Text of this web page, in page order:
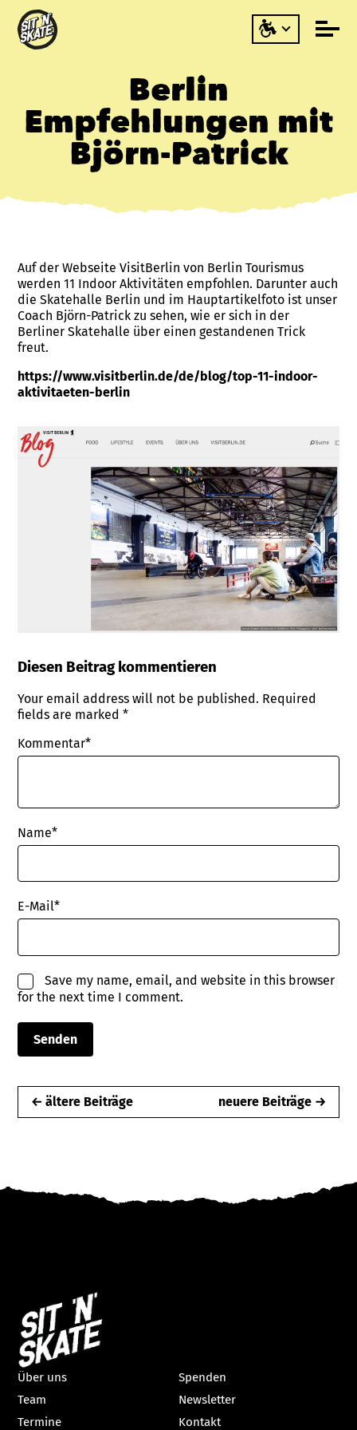
Berlin
Empfehlungen mit
Björn-Patrick
Auf der Webseite VisitBerlin von Berlin Tourismus
werden 11 Indoor Aktivitäten empfohlen. Darunter auch
die Skatehalle Berlin und im Hauptartikelfoto ist unser
Coach Björn-Patrick zu sehen, wie er sich in der
Berliner Skatehalle über einen gestandenen Trick
freut.
https://www.visitberlin.de/de/blog/top-11-indoor-
aktivitaeten-berlin
Diesen Beitrag kommentieren
Your email address will not be published. Required
fields are marked*
Kommentar*
Name*
E-Mail*
Save my name, email, and website in this browser
for the next time I comment.
← ältere Beiträge neuere Beiträge →
Über uns
Team
Termine
Spenden
Newsletter
Kontakt